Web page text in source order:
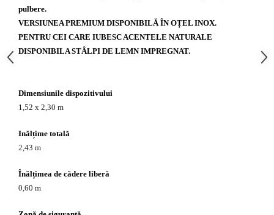
pulbere.
VERSIUNEA PREMIUM DISPONIBILĂ ÎN OȚEL INOX.
PENTRU CEI CARE IUBESC ACENTELE NATURALE
DISPONIBILA STÂLPI DE LEMN IMPREGNAT.
Dimensiunile dispozitivului
1,52 x 2,30 m
Inălțime totală
2,43 m
Înălțimea de cădere liberă
0,60 m